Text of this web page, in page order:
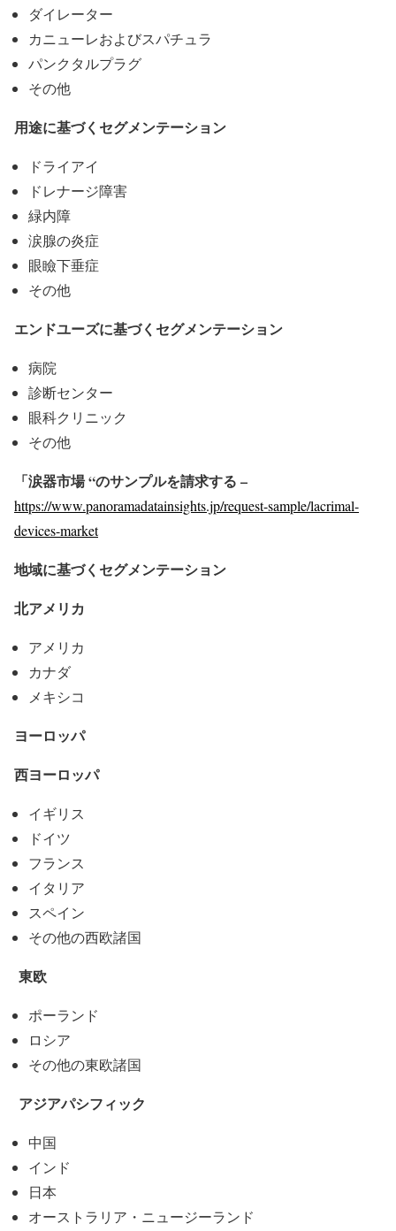
ダイレーター
カニューレおよびスパチュラ
パンクタルプラグ
その他
用途に基づくセグメンテーション
ドライアイ
ドレナージ障害
緑内障
涙腺の炎症
眼瞼下垂症
その他
エンドユーズに基づくセグメンテーション
病院
診断センター
眼科クリニック
その他
「涙器市場 “のサンプルを請求する –
https://www.panoramadatainsights.jp/request-sample/lacrimal-
devices-market
地域に基づくセグメンテーション
北アメリカ
アメリカ
カナダ
メキシコ
ヨーロッパ
西ヨーロッパ
イギリス
ドイツ
フランス
イタリア
スペイン
その他の西欧諸国
東欧
ポーランド
ロシア
その他の東欧諸国
アジアパシフィック
中国
インド
日本
オーストラリア・ニュージーランド